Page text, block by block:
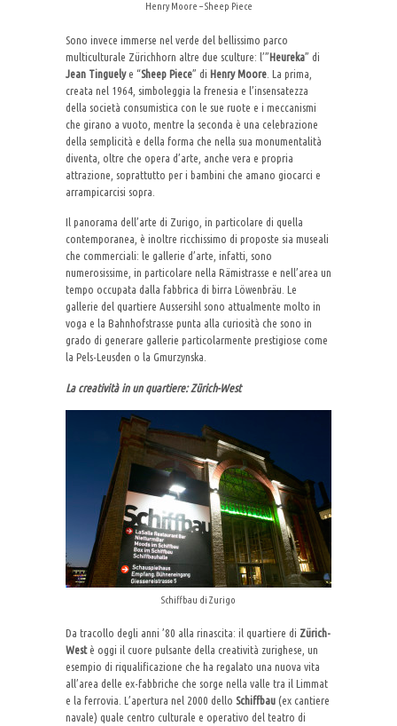
Henry Moore – Sheep Piece
Sono invece immerse nel verde del bellissimo parco
multiculturale Zürichhorn altre due sculture: l’”Heureka” di
Jean Tinguelye “Sheep Piece” di Henry Moore . La prima,
creata nel 1964, simboleggia la frenesia e l’insensatezza
della società consumistica con le sue ruote e i meccanismi
che girano a vuoto, mentre la seconda è una celebrazione
della semplicità e della forma che nella sua monumentalità
diventa, oltre che opera d’arte, anche vera e propria
attrazione, soprattutto per i bambini che amano giocarci e
arrampicarcisi sopra.
Il panorama dell’arte di Zurigo, in particolare di quella
contemporanea, è inoltre ricchissimo di proposte sia museali
che commerciali: le gallerie d’arte, infatti, sono
numerosissime, in particolare nella Rämistrasse e nell’area un
tempo occupata dalla fabbrica di birra Löwenbräu. Le
gallerie del quartiere Aussersihl sono attualmente molto in
voga e la Bahnhofstrasse punta alla curiosità che sono in
grado di generare gallerie particolarmente prestigiose come
la Pels-Leusden o la Gmurzynska.
La creatività in un quartiere: Zürich-West
Schiffbau di Zurigo
Da tracollo degli anni ’80 alla rinascita: il quartiere di Zürich-
Westè oggi il cuore pulsante della creatività zurighese, un
esempio di riqualificazione che ha regalato una nuova vita
all’area delle ex-fabbriche che sorge nella valle tra il Limmat
e la ferrovia. L’apertura nel 2000 dello Schiffbau (ex cantiere
navale) quale centro culturale e operativo del teatro di